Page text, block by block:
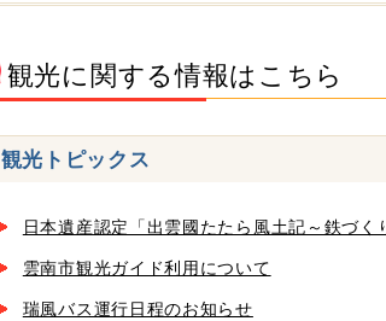
観光に関する情報はこちら
観光トピックス
日本遺産認定「出雲國たたら風土記～鉄づく
雲南市観光ガイド利用について
瑞風バス運行日程のお知らせ